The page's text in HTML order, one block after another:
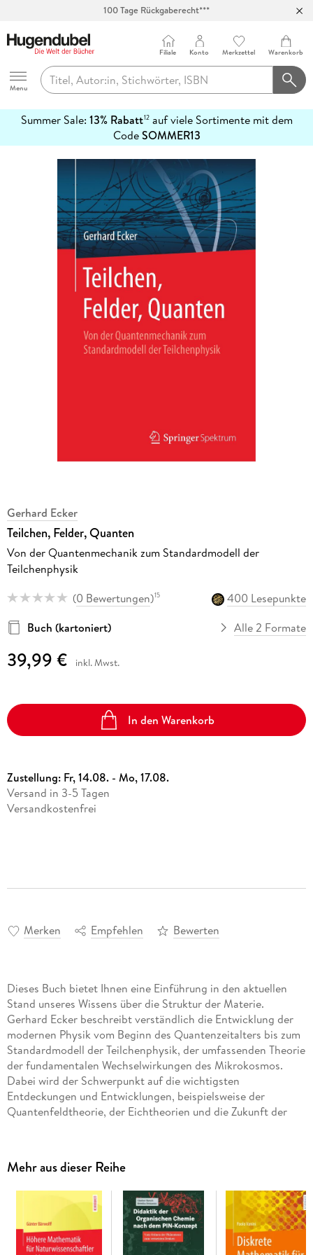
100 Tage Rückgaberecht***
Hugendubel
Menu
Filiale Konto Merkzettel Warenkorb
Summer Sale: 13% Rabatt12auf viele Sortimente mit dem
CodeSOMMER13
erfahren
Gerhard Ecker
Teilchen, Felder, Quanten
Von der Quantenmechanik zum Standardmodell der
Teilchenphysik
(0 Bewertungen)15
400 Lesepunkte
Buch (kartoniert)
Alle 2 Formate
39,99 € inkl. Mwst.
In den Warenkorb
Zustellung: Fr, 14.08. - Mo, 17.08.
Versand in 3-5 Tagen
Versandkostenfrei
Merken Empfehlen Bewerten
Dieses Buch bietet Ihnen eine Einführung in den aktuellen
Stand unseres Wissens über die Struktur der Materie.
Gerhard Ecker beschreibt verständlich die Entwicklung der
modernen Physik vom Beginn des Quantenzeitalters bis zum
Standardmodell der Teilchenphysik, der umfassenden Theorie
der fundamentalen Wechselwirkungen des Mikrokosmos.
Dabei wird der Schwerpunkt auf die wichtigsten
Entdeckungen und Entwicklungen, beispielsweise der
Quantenfeldtheorie, der Eichtheorien und die Zukunft der
Teilchen, Felder, Quanten
ist für alle geschrieben, die Freude an
der Physik haben. Es bietet Abiturienten und Studierenden
der Physik in den ersten Semestern einen Ansporn, die
Physik tiefer zu verstehen. Lehrer und andere an der Physik
Interessierte werden darin nützliche Einblicke in die Welt der
Mehr aus dieser Reihe